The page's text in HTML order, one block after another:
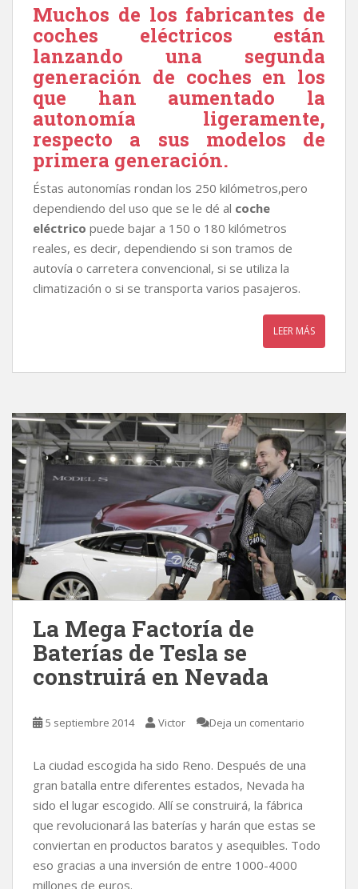
Muchos de los fabricantes de
coches eléctricos están
lanzando una segunda
generación de coches en los
que han aumentado la
autonomía ligeramente,
respecto a sus modelos de
primera generación.
Éstas autonomías rondan los 250 kilómetros,pero
dependiendo del uso que se le dé al coche
eléctrico puede bajar a 150 o 180 kilómetros
reales, es decir, dependiendo si son tramos de
autovía o carretera convencional, si se utiliza la
climatización o si se transporta varios pasajeros.
LEER MÁS
La Mega Factoría de
Baterías de Tesla se
construirá en Nevada
5 septiembre 2014 Victor Deja un comentario
La ciudad escogida ha sido Reno. Después de una
gran batalla entre diferentes estados, Nevada ha
sido el lugar escogido. Allí se construirá, la fábrica
que revolucionará las baterías y harán que estas se
conviertan en productos baratos y asequibles. Todo
eso gracias a una inversión de entre 1000-4000
millones de euros.